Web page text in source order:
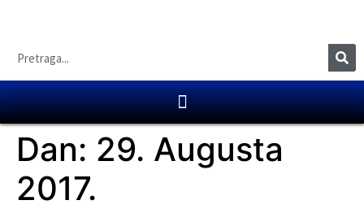
Dan: 29. Augusta
2017.